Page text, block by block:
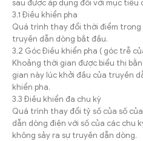
sau được áp dụng đối với mục tiêu
3.1 Điều khiển pha
Quá trình thay đổi thời điểm
truyền dẫn dòng bắt đầu.
3.2 Góc Điều khiển pha ( góc trễ
Khoảng thời gian được biểu thị
gian này lúc khởi đầu của truyền
khiển pha.
3.3 Điều khiển đa chu kỳ
Quá trình thay đổi tỷ số của số
dẫn dòng điện với số của các chu
không sảy ra sự truyền dẫn dòng.